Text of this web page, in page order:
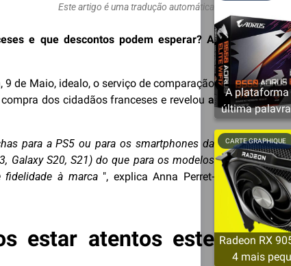
Este artigo é uma tradução automática
e que descontos podem esperar? A
9 de Maio, idealo, o serviço de comparação
dos cidadãos franceses e revelou a
para a PS5 ou para os smartphones da
Galaxy S20, S21) do que para os modelos
à marca", explica Anna Perret-
estar atentos este
A plataforma
última
Radeon RX
4 mais
CARTE GRAPHIQUE